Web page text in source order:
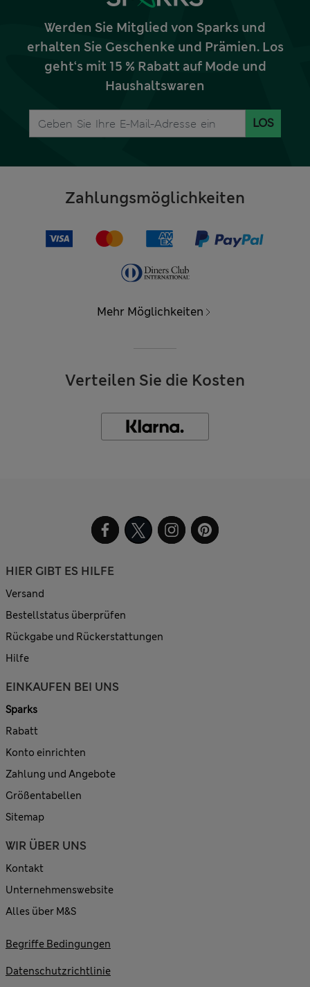
Werden Sie Mitglied von Sparks und
erhalten Sie Geschenke und Prämien. Los
geht‘s mit 15 % Rabatt auf Mode und
Haushaltswaren
LOS
Zahlungsmöglichkeiten
Mehr Möglichkeiten
Verteilen Sie die Kosten
HIER GIBT ES HILFE
Versand
Bestellstatus überprüfen
Rückgabe und Rückerstattungen
Hilfe
EINKAUFEN BEI UNS
Sparks
Rabatt
Konto einrichten
Zahlung und Angebote
Größentabellen
Sitemap
WIR ÜBER UNS
Kontakt
Unternehmenswebsite
Alles über M&S
Begriffe Bedingungen
Datenschutzrichtlinie